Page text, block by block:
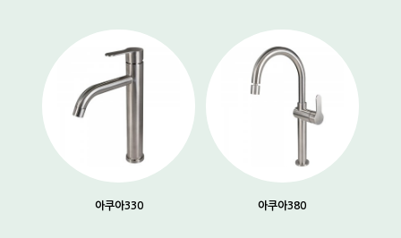
아쿠아330 아쿠아380